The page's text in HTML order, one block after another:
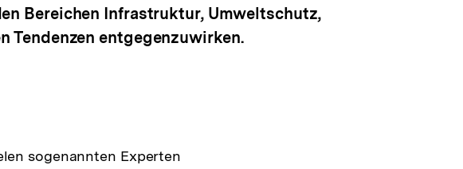
Bereichen Infrastruktur, Umweltschutz,
Tendenzen entgegenzuwirken.
sogenannten Experten